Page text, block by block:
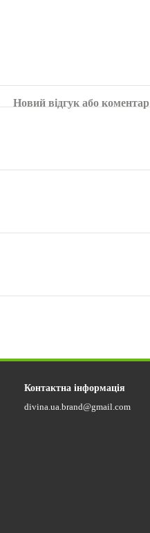
Новий відгук або коментар
Контактна інформація
divina.ua.brand@gmail.com